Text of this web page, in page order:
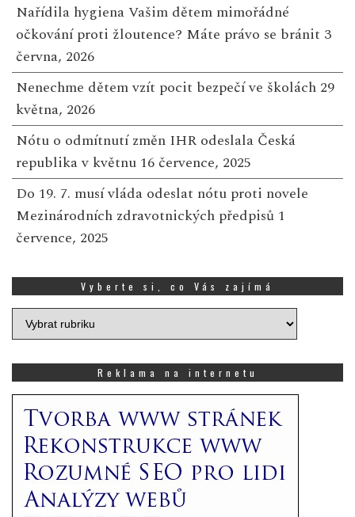
Nařídila hygiena Vašim dětem mimořádné
očkování proti žloutence? Máte právo se bránit 3
června, 2026
Nenechme dětem vzít pocit bezpečí ve školách 29
května, 2026
Nótu o odmítnutí změn IHR odeslala Česká
republika v květnu 16 července, 2025
Do 19. 7. musí vláda odeslat nótu proti novele
Mezinárodních zdravotnických předpisů 1
července, 2025
Vyberte si, co Vás zajímá
Vyberte
si,
zajímá
Reklama na internetu